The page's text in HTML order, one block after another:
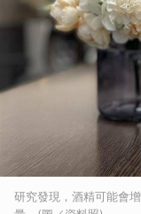
研究發現，酒精可能會